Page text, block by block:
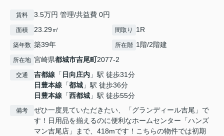
賃料 3.5万円 管理/共益費 0円
面積 23.29㎡ 間取り 1R
築年数 築39年 所在階 1階/2階建
所在地 宮崎県都城市吉尾町2077-2
交通 吉都線 「 日向庄内 」駅 徒歩31分
日豊本線 「都城 」駅 徒歩36分
日豊本線 「西都城 」駅 徒歩55分
備考
ぜひ一度見ていただきたい、「グランディール吉尾」で
す！日用品を揃えるのに便利なホームセンター「ハンズ
マン吉尾店」まで、418mです！こちらの物件では初期